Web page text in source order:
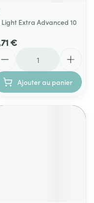
Light Extra Advanced 10
€
Ajouter au panier